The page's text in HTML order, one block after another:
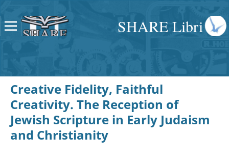
SHARE Libri
Creative Fidelity, Faithful
Creativity. The Reception of
Jewish Scripture in Early Judaism
and Christianity